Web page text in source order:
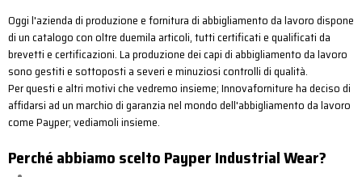
Oggi l'azienda di produzione e fornitura di abbigliamento da lavoro dispone
di un catalogo con oltre duemila articoli, tutti certificati e qualificati da
brevetti e certificazioni.La produzione dei capi di abbigliamento da lavoro
sono gestiti e sottoposti a severi e minuziosi controlli di qualità.
Per questi e altri motivi che vedremo insieme;Innovaforniture ha deciso di
affidarsi ad un marchio di garanzia nel mondo dell'abbigliamento da lavoro
come Payper; vediamoli insieme.
Perché abbiamo scelto Payper Industrial Wear?